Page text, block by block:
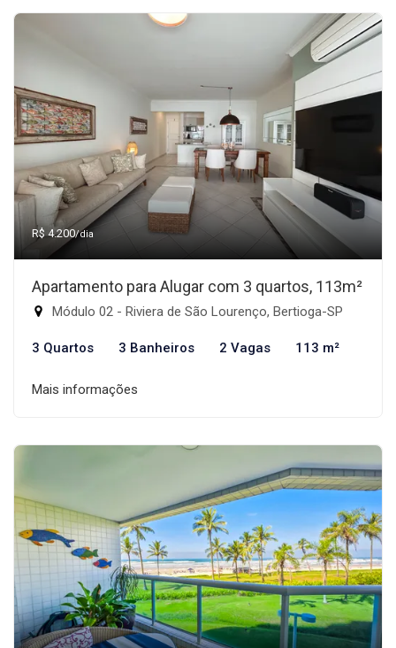
R$ 4.200/dia
Apartamento para Alugar com 3 quartos, 113m²
Módulo 02 - Riviera de São Lourenço, Bertioga-SP
3 Quartos 3 Banheiros 2 Vagas 113 m²
Mais informações